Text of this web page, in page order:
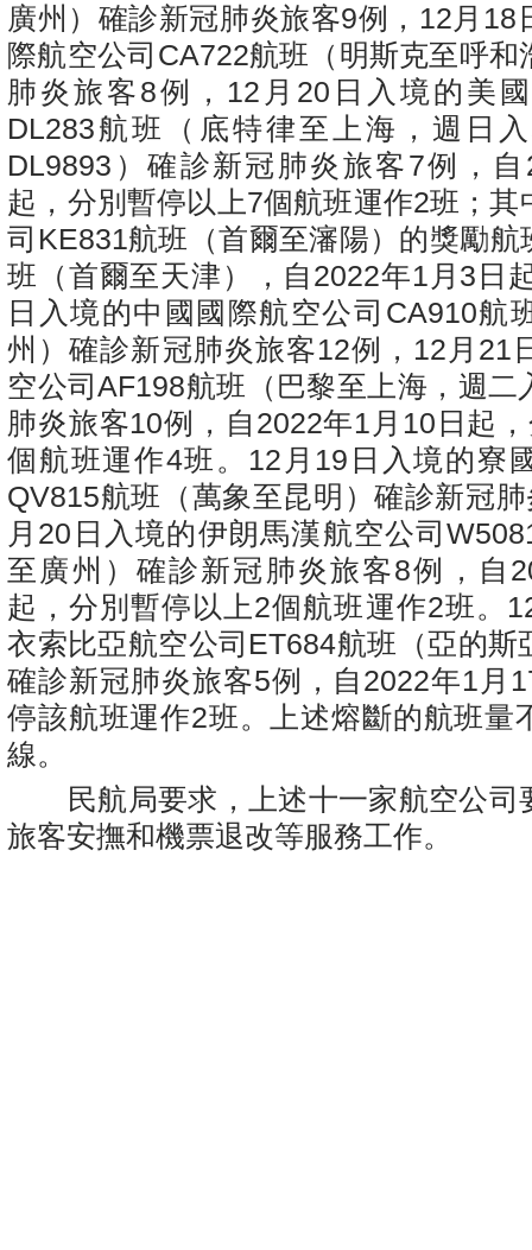
廣州）確診新冠肺炎旅客9例， 12 月 18
際航空公司 CA722航班（明斯克至呼和
肺炎旅客8例， 12 月 20 日入境的美
DL283航班（底特律至上海，週日
DL9893 ）確診新冠肺炎旅客7例，自
起，分別暫停以上7個航班運作2班；其
司 KE831航班（首爾至瀋陽）的獎勵航
班（首爾至天津），自 2022年1 月 3 日
日入境的中國國際航空公司 CA910航
州）確診新冠肺炎旅客12例， 12 月 21
空公司AF198航班（巴黎至上海，週二
肺炎旅客10例，自 2022年1 月 10 日起
個航班運作4班。 12 月 19 日入境的寮
QV815航班（萬象至昆明）確診新冠
月 20 日入境的伊朗馬漢航空公司
至廣州）確診新冠肺炎旅客8例，自
起，分別暫停以上2個航班運作2班。
衣索比亞航空公司 ET684航班（亞的斯
確診新冠肺炎旅客5例，自 2022年1 月
停該航班運作2班。上述熔斷的航班量
線。
民航局要求，上述十一家航空公司
旅客安撫和機票退改等服務工作。